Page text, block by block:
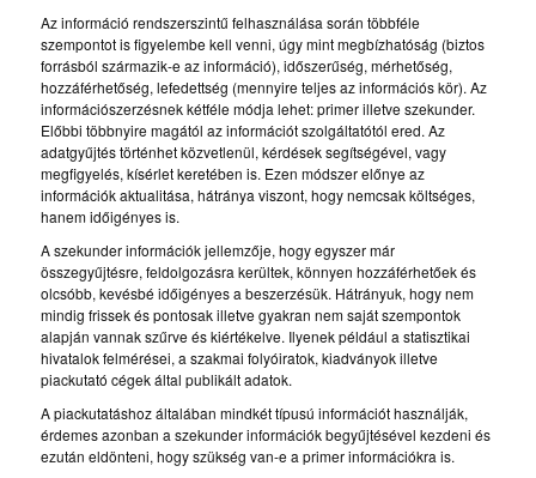
Az információ rendszerszintű felhasználása során többféle
szempontot is figyelembe kell venni, úgy mint megbízhatóság (biztos
forrásból származik-e az információ), időszerűség, mérhetőség,
hozzáférhetőség, lefedettség (mennyire teljes az információs kör). Az
információszerzésnek kétféle módja lehet: primer illetve szekunder.
Előbbi többnyire magától az információt szolgáltatótól ered. Az
adatgyűjtés történhet közvetlenül, kérdések segítségével, vagy
megfigyelés, kísérlet keretében is. Ezen módszer előnye az
információk aktualitása, hátránya viszont, hogy nemcsak költséges,
hanem időigényes is.
A szekunder információk jellemzője, hogy egyszer már
összegyűjtésre, feldolgozásra kerültek, könnyen hozzáférhetőek és
olcsóbb, kevésbé időigényes a beszerzésük. Hátrányuk, hogy nem
mindig frissek és pontosak illetve gyakran nem saját szempontok
alapján vannak szűrve és kiértékelve. Ilyenek például a statisztikai
hivatalok felmérései, a szakmai folyóiratok, kiadványok illetve
piackutató cégek által publikált adatok.
A piackutatáshoz általában mindkét típusú információt használják,
érdemes azonban a szekunder információk begyűjtésével kezdeni és
ezután eldönteni, hogy szükség van-e a primer információkra is.